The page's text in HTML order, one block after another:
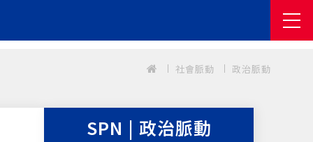
社會脈動 政治脈動
SPN | 政治脈動